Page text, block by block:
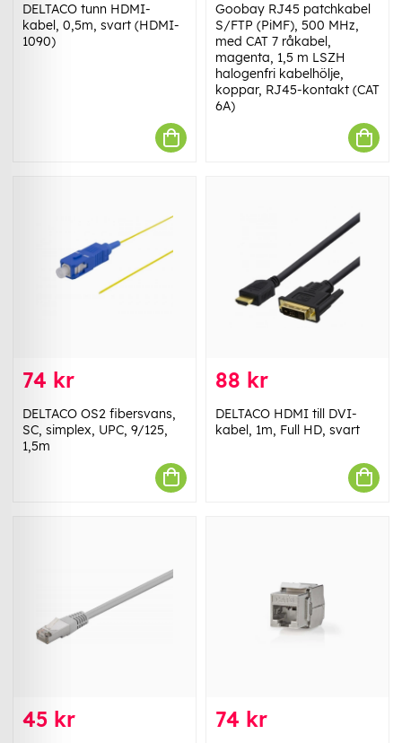
DELTACO tunn HDMI-
kabel, 0,5m, svart (HDMI-
1090)
Goobay RJ45 patchkabel
S/FTP (PiMF), 500 MHz,
med CAT 7 råkabel,
magenta, 1,5 m LSZH
halogenfri kabelhölje,
koppar, RJ45-kontakt (CAT
6A)
74 kr
DELTACO OS2 fibersvans,
SC, simplex, UPC, 9/125,
1,5m
88 kr
DELTACO HDMI till DVI-
kabel, 1m, Full HD, svart
45 kr 74 kr